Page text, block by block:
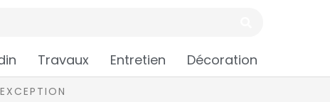
Travaux Entretien Décoration